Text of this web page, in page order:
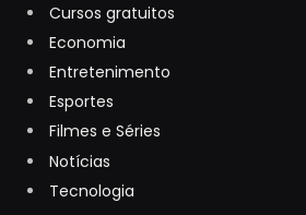
Cursos gratuitos
Economia
Entretenimento
Esportes
Filmes e Séries
Notícias
Tecnologia